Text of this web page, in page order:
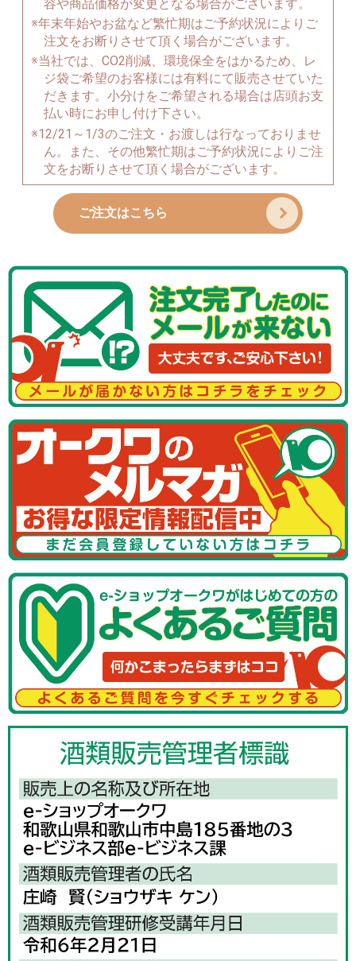
容や商品価格が変更となる場合がございます。
※年末年始やお盆など繁忙期はご予約状況によりご
注文をお断りさせて頂く場合がございます。
※当社では、CO2削減、環境保全をはかるため、レ
ジ袋ご希望のお客様には有料にて販売させていた
だきます。小分けをご希望される場合は店頭お支
払い時にお申し付け下さい。
※12/21～1/3のご注文・お渡しは行なっておりませ
ん。また、その他繁忙期はご予約状況によりご注
文をお断りさせて頂く場合がございます。
ご注文はこちら